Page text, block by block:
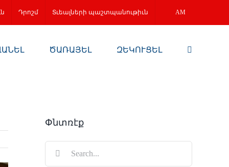
Դրոշմ Տւեալների պաշտպանութիւն AM
ԾԱՌԱՅԵԼ ԶԵԿՈՒՑԵԼ
Փնտռէք